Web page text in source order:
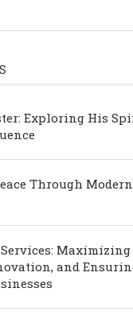
Exploring His
Through
Services:
and